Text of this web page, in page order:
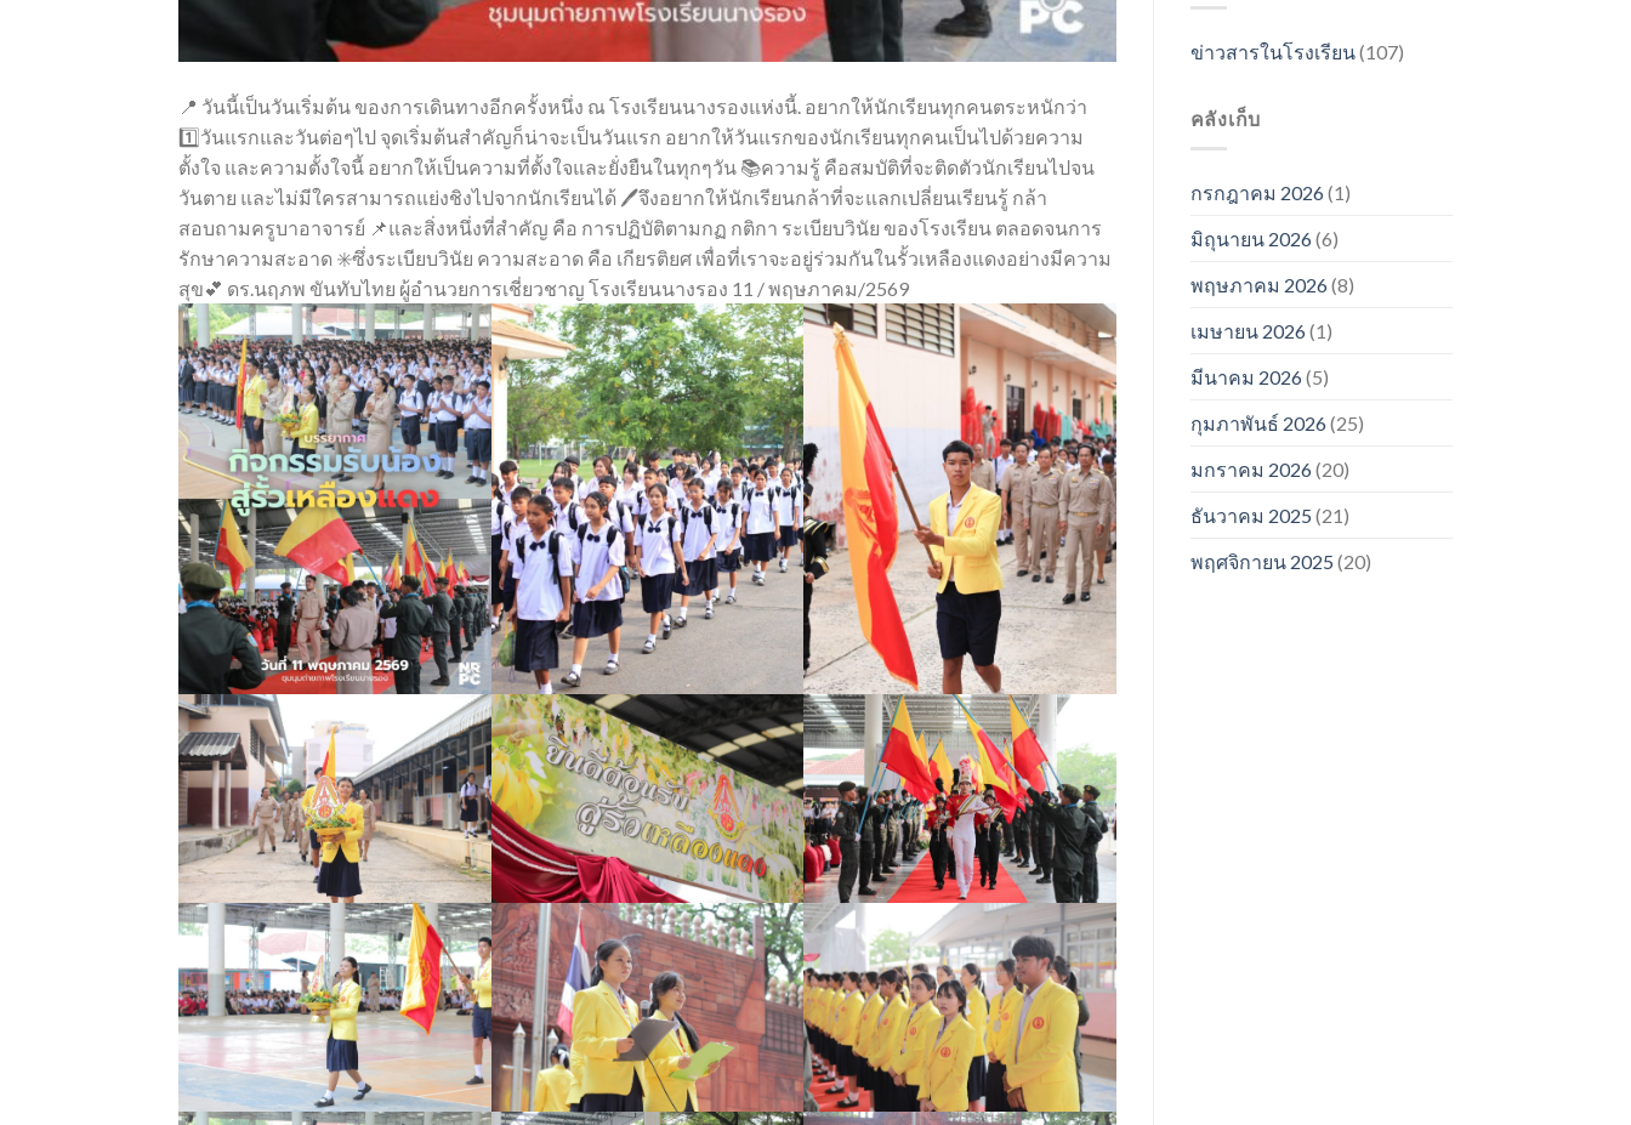
📍 วันนี้เป็นวันเริ่มต้น ของการเดินทางอีกครั้งหนึ่ง ณ โรงเรียนนางรองแห่งนี้. อยากให้นักเรียนทุกคนตระหนักว่า
1️⃣วันแรกและวันต่อๆไป จุดเริ่มต้นสำคัญก็น่าจะเป็นวันแรก อยากให้วันแรกของนักเรียนทุกคนเป็นไปด้วยความ
ตั้งใจ และความตั้งใจนี้ อยากให้เป็นความที่ตั้งใจและยั่งยืนในทุกๆวัน 📚ความรู้ คือสมบัติที่จะติดตัวนักเรียนไปจน
วันตาย และไม่มีใครสามารถแย่งชิงไปจากนักเรียนได้ 🖊️จึงอยากให้นักเรียนกล้าที่จะแลกเปลี่ยนเรียนรู้ กล้า
สอบถามครูบาอาจารย์ 📌และสิ่งหนึ่งที่สำคัญ คือ การปฏิบัติตามกฏ กติกา ระเบียบวินัย ของโรงเรียน ตลอดจนการ
รักษาความสะอาด ✳️ซึ่งระเบียบวินัย ความสะอาด คือ เกียรติยศ เพื่อที่เราจะอยู่ร่วมกันในรั้วเหลืองแดงอย่างมีความ
สุข💕 ดร.นฤภพ ขันทับไทย ผู้อำนวยการเชี่ยวชาญ โรงเรียนนางรอง 11 / พฤษภาคม/2569
ข่าวสารในโรงเรียน(107)
คลังเก็บ
กรกฎาคม 2026(1)
มิถุนายน 2026(6)
พฤษภาคม 2026(8)
เมษายน 2026(1)
มีนาคม 2026(5)
กุมภาพันธ์ 2026(25)
มกราคม 2026(20)
ธันวาคม 2025 (21)
พฤศจิกายน 2025 (20)